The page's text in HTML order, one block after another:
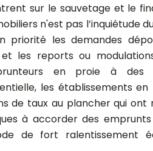
sur le sauvetage et le
n'est pas l’inquiétude
les demandes
les reports ou
en proie à des
les établissements
de taux au plancher qui ont
à accorder des
de fort ralentissement